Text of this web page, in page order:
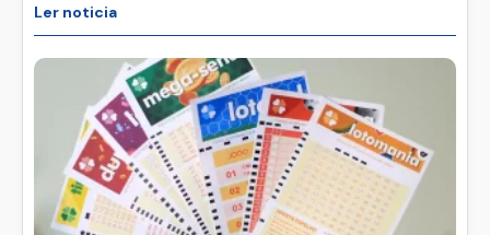
Ler noticia